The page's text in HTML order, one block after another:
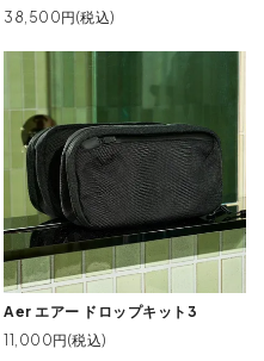
38,500円(税込)
Aer エアー ドロップキット3
11,000円(税込)